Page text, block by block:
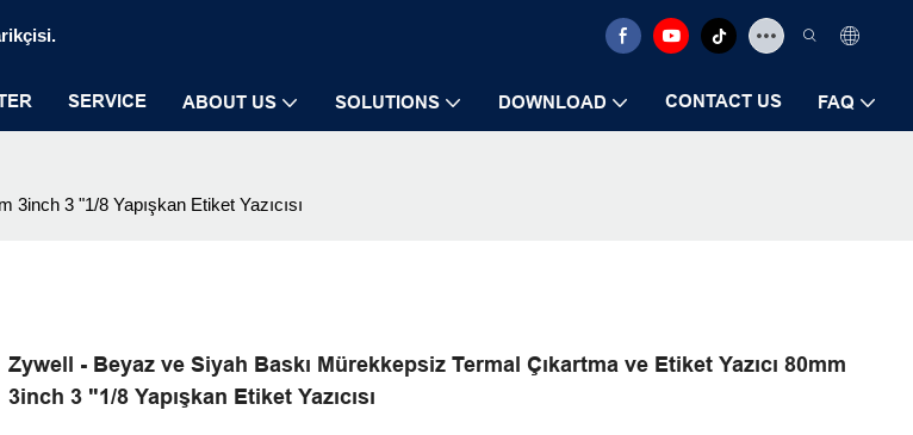
SERVICE ABOUT US SOLUTIONS DOWNLOAD CONTACT US FAQ
3 "1/8 Yapışkan Etiket Yazıcısı
Zywell - Beyaz ve Siyah Baskı Mürekkepsiz Termal Çıkartma ve Etiket Yazıcı 80mm
3inch 3 "1/8 Yapışkan Etiket Yazıcısı